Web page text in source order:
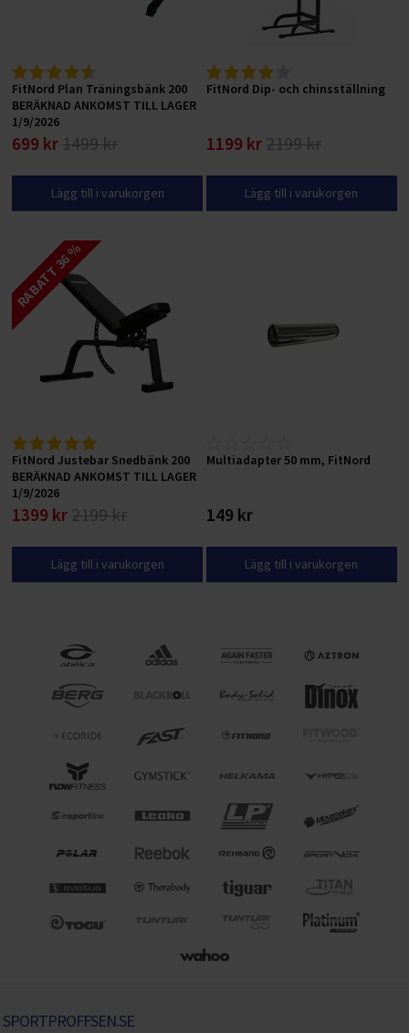
FitNord Plan Träningsbänk 200
BERÄKNAD ANKOMST TILL LAGER
1/9/2026
699 kr 1499 kr
Lägg till i varukorgen
FitNord Dip- och chinsställning
1199 kr2199 kr
Lägg till i varukorgen
RABATT 36 %
FitNord Justebar Snedbänk 200
BERÄKNAD ANKOMST TILL LAGER
1/9/2026
1399 kr 2199 kr
Lägg till i varukorgen
Multiadapter 50 mm, FitNord
149 kr
Lägg till i varukorgen
SPORTPROFFSEN.SE